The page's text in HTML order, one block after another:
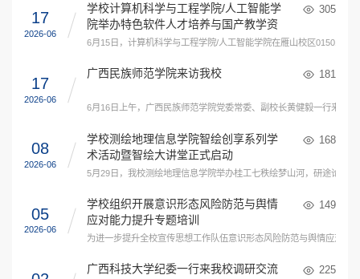
17
2026-06
学校计算机科学与工程学院/人工智能学
院举办特色软件人才培养与国产教学资
源建设专题学术讲座
305
6月15日，计算机科学与工程学院/人工智能学院在雁山校区01501报
17
2026-06
广西民族师范学院来访我校 181
6月16日上午，广西民族师范学院党委常委、副校长黄健毅一行来校
08
2026-06
学校测绘地理信息学院智绘创享系列学
术活动暨智绘大讲堂正式启动
168
5月29日，我校测绘地理信息学院举办桂工七秩绘梦山河，研途论道
05
2026-06
学校组织开展意识形态风险防范与舆情
应对能力提升专题培训
149
为进一步提升全校宣传思想工作队伍意识形态风险防范与舆情应对能
广西科技大学纪委一行来我校调研交流 225